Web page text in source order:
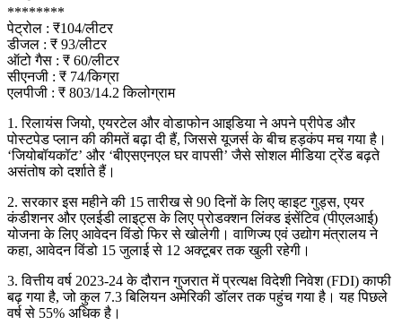
********
पेट्रोल : ₹104/लीटर
डीजल : ₹ 93/लीटर
ऑटो गैस : ₹ 60/लीटर
सीएनजी : ₹ 74/किग्रा
एलपीजी : ₹ 803/14.2 किलोग्राम
1. रिलायंस जियो, एयरटेल और वोडाफोन आइडिया ने अपने प्रीपेड और
पोस्टपेड प्लान की कीमतें बढ़ा दी हैं, जिससे यूजर्स के बीच हड़कंप मच गया है।
‘जियोबॉयकॉट’ और ‘बीएसएनएल घर वापसी’ जैसे सोशल मीडिया ट्रेंड बढ़ते
असंतोष को दर्शाते हैं।
2. सरकार इस महीने की 15 तारीख से 90 दिनों के लिए व्हाइट गुड्स, एयर
कंडीशनर और एलईडी लाइट्स के लिए प्रोडक्शन लिंक्ड इंसेंटिव (पीएलआई)
योजना के लिए आवेदन विंडो फिर से खोलेगी। वाणिज्य एवं उद्योग मंत्रालय ने
कहा, आवेदन विंडो 15 जुलाई से 12 अक्टूबर तक खुली रहेगी।
3. वित्तीय वर्ष 2023-24 के दौरान गुजरात में प्रत्यक्ष विदेशी निवेश (FDI) काफी
बढ़ गया है, जो कुल 7.3 बिलियन अमेरिकी डॉलर तक पहुंच गया है। यह पिछले
वर्ष से 55% अधिक है।